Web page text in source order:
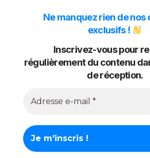
Ne manquez rien de nos
exclusifs !
Inscrivez-vous pour
régulièrement du contenu
de réception.